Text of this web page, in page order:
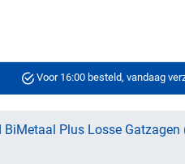
Voor 16:00 besteld, vandaag
BiMetaal Plus Losse